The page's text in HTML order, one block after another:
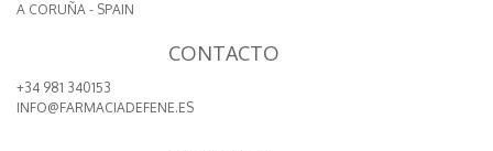
A CORUÑA - SPAIN
CONTACTO
+34 981 340153
INFO@FARMACIADEFENE.ES